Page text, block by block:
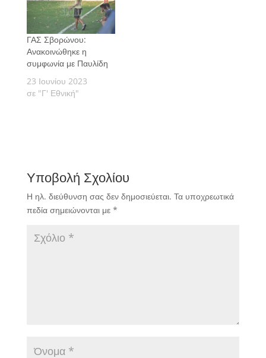
ΓΑΣ Σβορώνου:
Ανακοινώθηκε η
συμφωνία με Παυλίδη
23 Ιουνίου 2023
σε "Γ' Εθνική"
Υποβολή Σχολίου
Η ηλ. διεύθυνση σας δεν δημοσιεύεται. Τα υποχρεωτικά
πεδία σημειώνονται με *